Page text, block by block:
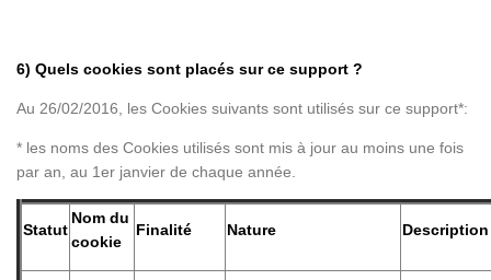
6) Quels cookies sont placés sur ce support ?
Au 26/02/2016, les Cookies suivants sont utilisés sur ce support*:
* les noms des Cookies utilisés sont mis à jour au moins une fois
par an, au 1er janvier de chaque année.
Statut
Nom du
cookie
Finalité Nature Description